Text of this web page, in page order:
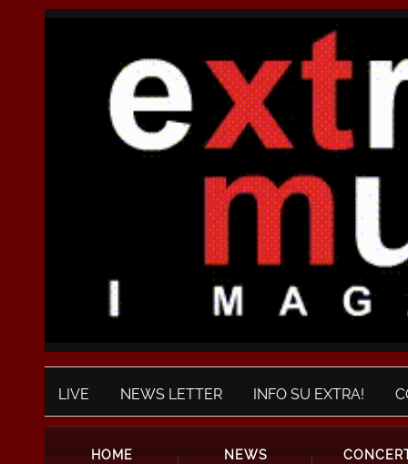
LIVE NEWS LETTER INFO SU EXTRA!
HOME NEWS